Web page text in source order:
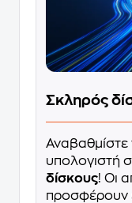
Σκληρός
υπολογιστή
δίσκους! Οι
προσφέρουν